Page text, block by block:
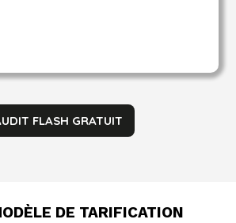
FLASH GRATUIT
DE TARIFICATION